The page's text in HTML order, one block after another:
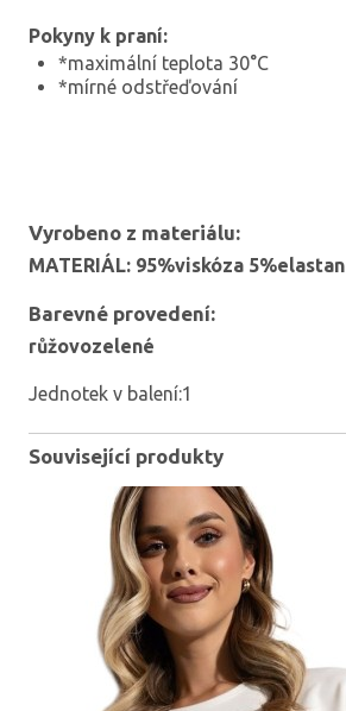
Pokyny k praní:
*maximální teplota 30°C
*mírné odstřeďování
Vyrobeno z materiálu:
MATERIÁL: 95%viskóza 5%elastan
Barevné provedení:
růžovozelené
Jednotek v balení:1
Související produkty